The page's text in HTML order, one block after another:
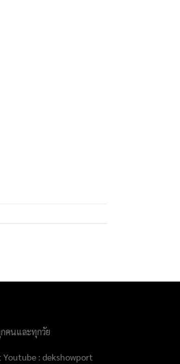
คนและทุกวัย
Youtube : dekshowport